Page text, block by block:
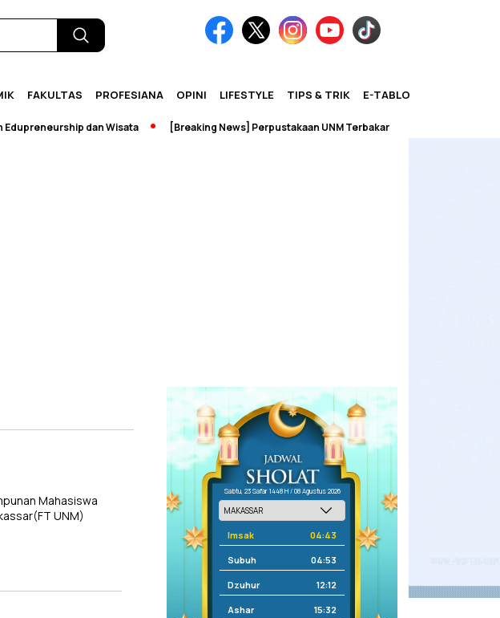
FAKULTAS PROFESIANA OPINI LIFESTYLE TIPS & TRIK E-TABLOID
dan Wisata [Breaking News] Perpustakaan UNM Terbakar
Mahasiswa
UNM)
Sabtu, 23 Safar 1448 H / 08 Agustus 2026
Imsak 04:43
Subuh 04:53
Dzuhur 12:12
Ashar 15:32